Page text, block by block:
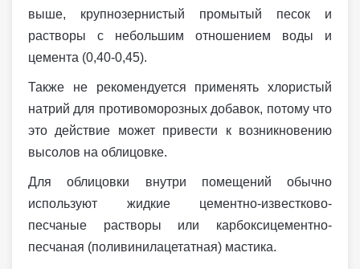
выше, крупнозернистый промытый песок и
растворы с небольшим отношением воды и
цемента (0,40-0,45).
Также не рекомендуется применять хлористый
натрий для противоморозных добавок, потому что
это действие может привести к возникновению
высолов на облицовке.
Для облицовки внутри помещений обычно
используют жидкие цементно-известково-
песчаные растворы или карбоксицементно-
песчаная (поливинилацетатная) мастика.